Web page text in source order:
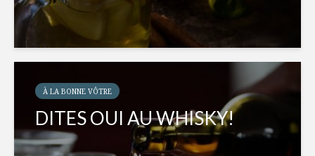
À LA BONNE VÔTRE
DITES OUI AU WHISKY!